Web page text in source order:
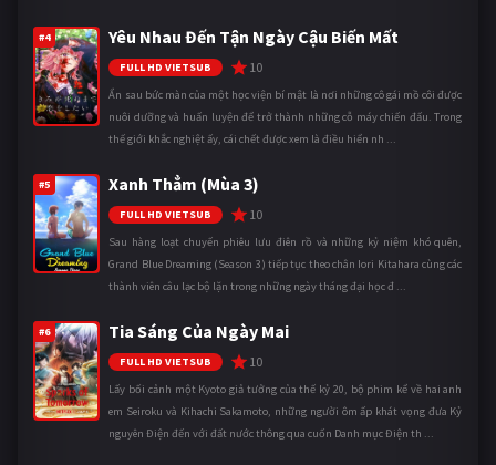
#4 Yêu Nhau Đến Tận Ngày Cậu Biến Mất
FULL HD VIETSUB 10
Ẩn sau bức màn của một học viện bí mật là nơi những cô gái mồ côi được
nuôi dưỡng và huấn luyện để trở thành những cỗ máy chiến đấu. Trong
thế giới khắc nghiệt ấy, cái chết được xem là điều hiển nh ...
#5 Xanh Thẳm (Mùa 3)
FULL HD VIETSUB 10
Sau hàng loạt chuyến phiêu lưu điên rồ và những kỷ niệm khó quên,
Grand Blue Dreaming (Season 3) tiếp tục theo chân Iori Kitahara cùng các
thành viên câu lạc bộ lặn trong những ngày tháng đại học đ ...
#6 Tia Sáng Của Ngày Mai
FULL HD VIETSUB 10
Lấy bối cảnh một Kyoto giả tưởng của thế kỷ 20, bộ phim kể về hai anh
em Seiroku và Kihachi Sakamoto, những người ôm ấp khát vọng đưa Kỷ
nguyên Điện đến với đất nước thông qua cuốn Danh mục Điện th ...